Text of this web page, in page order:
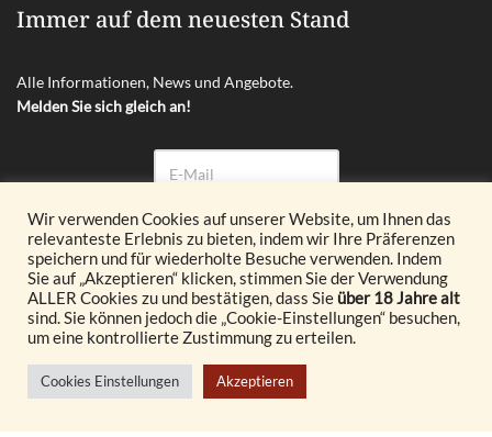
Immer auf dem neuesten Stand
Alle Informationen, News und Angebote.
Melden Sie sich gleich an!
Abonnieren
© 2026 Glöckl OG. All Rights Reserved.
Realisiert durch
Wir verwenden Cookies auf unserer Website, um Ihnen das
relevanteste Erlebnis zu bieten, indem wir Ihre Präferenzen
speichern und für wiederholte Besuche verwenden. Indem
Sie auf „Akzeptieren“ klicken, stimmen Sie der Verwendung
ALLER Cookies zu und bestätigen, dass Sie über 18 Jahre alt
sind. Sie können jedoch die „Cookie-Einstellungen“ besuchen,
um eine kontrollierte Zustimmung zu erteilen.
Cookies Einstellungen Akzeptieren